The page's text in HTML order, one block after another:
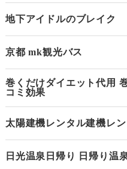
地下アイドルのブレイク
京都 mk観光バス
巻くだけダイエット代用
コミ効果
太陽建機レンタル建機レ
日光温泉日帰り 日帰り温